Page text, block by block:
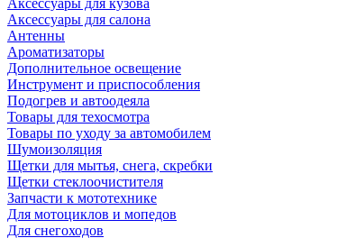
Аксессуары для кузова
Аксессуары для салона
Антенны
Ароматизаторы
Дополнительное освещение
Инструмент и приспособления
Подогрев и автоодеяла
Товары для техосмотра
Товары по уходу за автомобилем
Шумоизоляция
Щетки для мытья, снега, скребки
Щетки стеклоочистителя
Запчасти к мототехнике
Для мотоциклов и мопедов
Для снегоходов